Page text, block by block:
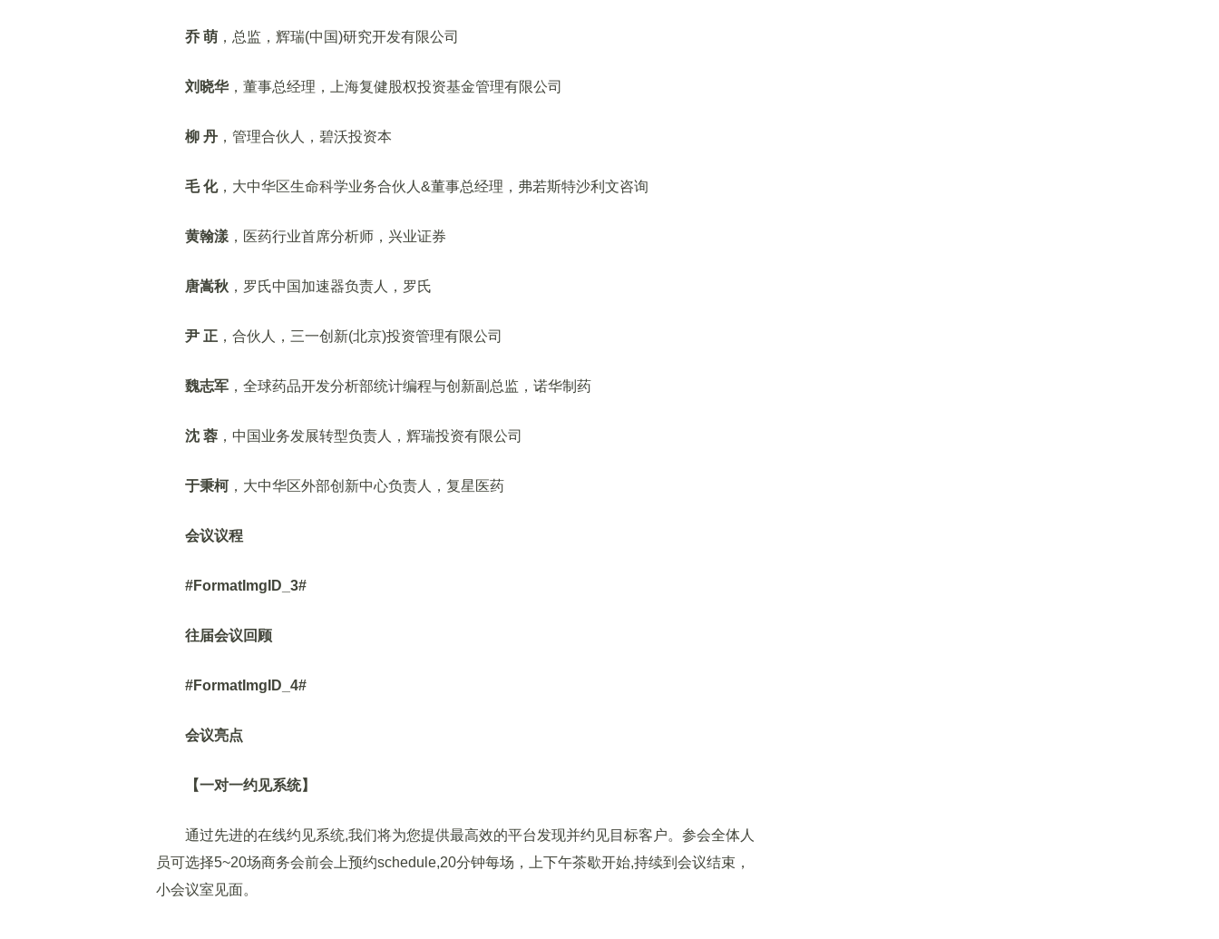
乔 萌 ，总监，辉瑞(中国)研究开发有限公司
刘晓华，董事总经理，上海复健股权投资基金管理有限公司
柳 丹 ，管理合伙人，碧沃投资本
毛 化，大中华区生命科学业务合伙人&董事总经理，弗若斯特沙利文咨询
黄翰漾 ，医药行业首席分析师，兴业证券
唐嵩秋 ，罗氏中国加速器负责人，罗氏
尹 正 ，合伙人，三一创新(北京)投资管理有限公司
魏志军 ，全球药品开发分析部统计编程与创新副总监，诺华制药
沈 蓉 ，中国业务发展转型负责人，辉瑞投资有限公司
于秉柯，大中华区外部创新中心负责人，复星医药
会议议程
#FormatImgID_3#
往届会议回顾
#FormatImgID_4#
会议亮点
【一对一约见系统】
通过先进的在线约见系统,我们将为您提供最高效的平台发现并约见目标客户。参会全体人
员可选择5~20场商务会前会上预约schedule,20分钟每场，上下午茶歇开始,持续到会议结束，
小会议室见面。